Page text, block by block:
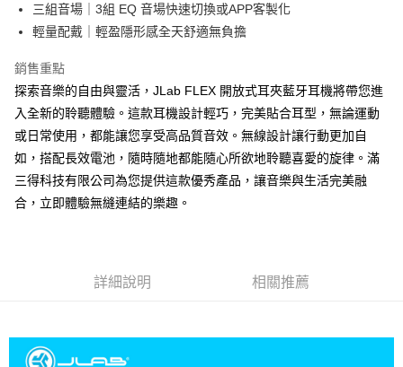
三組音場｜3組 EQ 音場快速切換或APP客製化
輕量配戴｜輕盈隱形感全天舒適無負擔
銷售重點
探索音樂的自由與靈活，JLab FLEX 開放式耳夾藍牙耳機將帶您進
入全新的聆聽體驗。這款耳機設計輕巧，完美貼合耳型，無論運動
或日常使用，都能讓您享受高品質音效。無線設計讓行動更加自
如，搭配長效電池，隨時隨地都能隨心所欲地聆聽喜愛的旋律。滿
三得科技有限公司為您提供這款優秀產品，讓音樂與生活完美融
合，立即體驗無縫連結的樂趣。
詳細說明 相關推薦